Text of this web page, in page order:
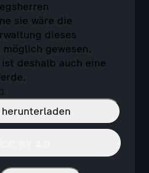
sie wäre die
dieses
gewesen.
deshalb auch eine